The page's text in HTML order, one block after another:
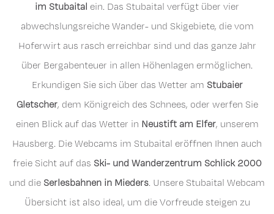
im Stubaital ein. Das Stubaital verfügt über vier
abwechslungsreiche Wander- und Skigebiete, die vom
Hoferwirt aus rasch erreichbar sind und das ganze Jahr
über Bergabenteuer in allen Höhenlagen ermöglichen.
Erkundigen Sie sich über das Wetter am Stubaier
Gletscher, dem Königreich des Schnees, oder werfen Sie
einen Blick auf das Wetter in Neustift am Elfer, unserem
Hausberg. Die Webcams im Stubaital eröffnen Ihnen auch
freie Sicht auf das Ski- und Wanderzentrum Schlick 2000
und die Serlesbahnen in Mieders. Unsere Stubaital Webcam
Übersicht ist also ideal, um die Vorfreude steigen zu